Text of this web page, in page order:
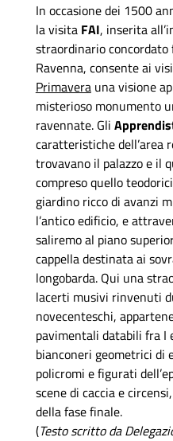
In occasione dei 1500
la visita FAI, inserita
straordinario concordato
Ravenna, consente ai
Primaverauna visione
misterioso monumento
ravennate. Gli
caratteristiche dell’area
trovavano il palazzo e il
compreso quello
giardino ricco di avanzi
l’antico edificio, e
saliremo al piano
cappella destinata ai
longobarda. Qui una
lacerti musivi rinvenuti
novecenteschi,
pavimentali databili fra I
bianconeri geometrici di
policromi e figurati
scene di caccia e
della fase finale.
(Testo scritto da